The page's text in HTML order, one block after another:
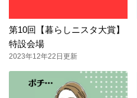
第10回【暮らしニスタ大賞】
特設会場
2023年12年22日更新